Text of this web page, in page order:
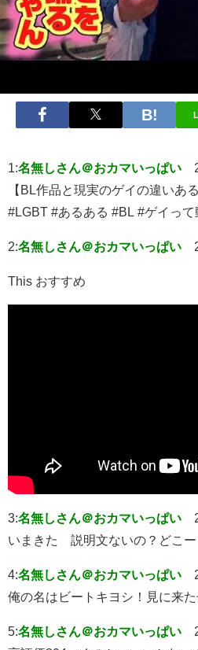
1:名無しさん＠おカマいっぱい
【BL作品と現実のゲイの違いあ
#LGBT #あるある #BL #ゲイっ
2:名無しさん＠おカマいっぱい
This おすすめ
3:名無しさん＠おカマいっぱい
いまきた 説明文ないの？どこー
4:名無しさん＠おカマいっぱい
俺の名はビートキヨシ！見に来た
5:名無しさん＠おカマいっぱい